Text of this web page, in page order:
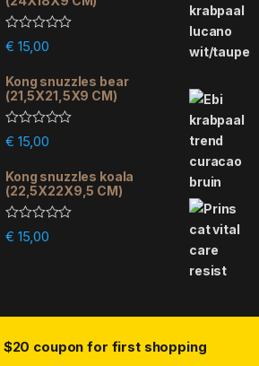
R
a
e
d
0
o
t
5
€ 15,00
Kong snuzzles bear
(21,5X21,5X9 CM)
R
a
e
d
0
o
t
€ 15,00
Kong snuzzles koala
(22,5X22X9,5 CM)
R
a
u
o
f
€ 15,00
$20 coupon for first shopping